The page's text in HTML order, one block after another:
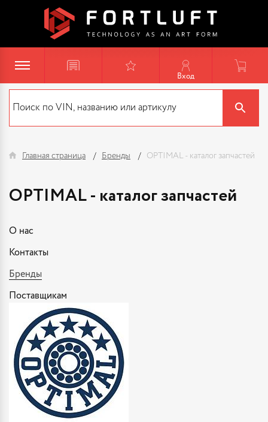
Вход
Главная страница Бренды OPTIMAL - каталог запчастей
OPTIMAL - каталог запчастей
О нас
Контакты
Бренды
Поставщикам